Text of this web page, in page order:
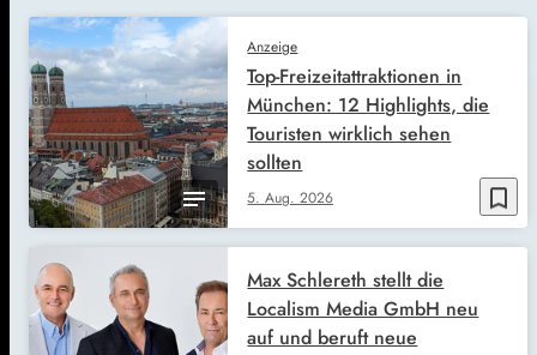
bookmark_border
Anzeige
5. Aug. 2026
Top-Freizeitattraktionen in
München: 12 Highlights, die
Touristen wirklich sehen
sollten
Max Schlereth stellt die
Localism Media GmbH neu
auf und beruft neue